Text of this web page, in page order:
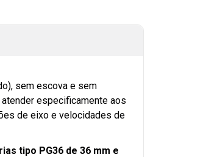
sem escova e sem
especificamente aos
de eixo e velocidades de
tipo PG36 de 36 mm e